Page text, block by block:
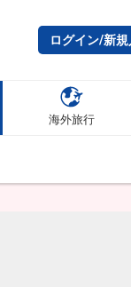
ログイン/新
海外旅行